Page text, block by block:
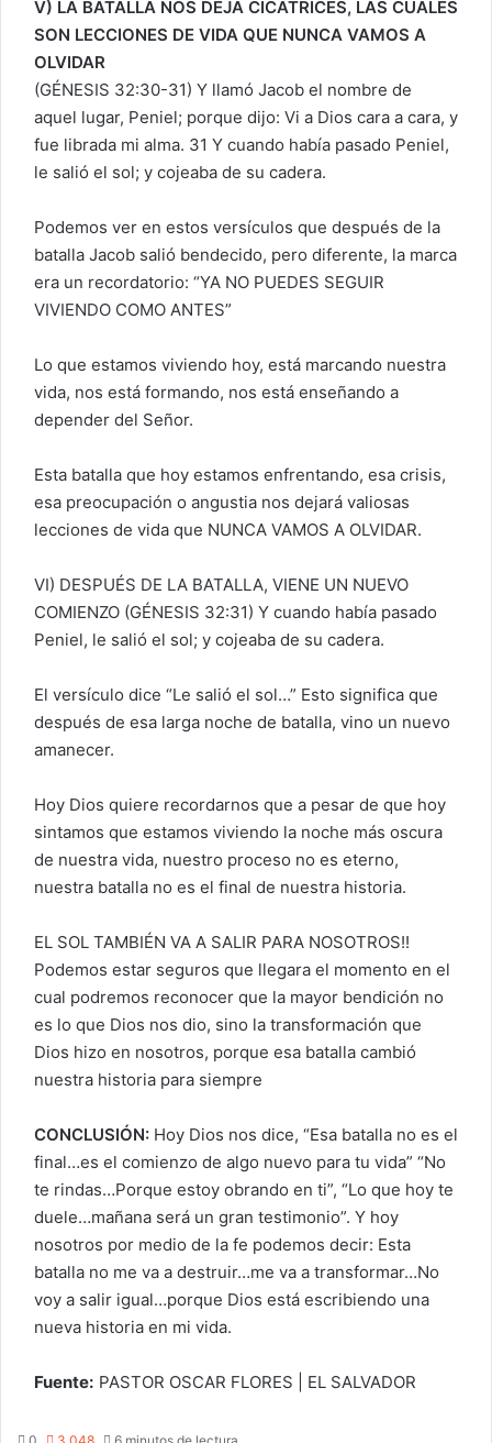
V) LA BATALLA NOS DEJA CICATRICES, LAS CUALES
SON LECCIONES DE VIDA QUE NUNCA VAMOS A
OLVIDAR
(GÉNESIS 32:30-31) Y llamó Jacob el nombre de
aquel lugar, Peniel; porque dijo: Vi a Dios cara a cara, y
fue librada mi alma. 31 Y cuando había pasado Peniel,
le salió el sol; y cojeaba de su cadera.
Podemos ver en estos versículos que después de la
batalla Jacob salió bendecido, pero diferente, la marca
era un recordatorio: “YA NO PUEDES SEGUIR
VIVIENDO COMO ANTES”
Lo que estamos viviendo hoy, está marcando nuestra
vida, nos está formando, nos está enseñando a
depender del Señor.
Esta batalla que hoy estamos enfrentando, esa crisis,
esa preocupación o angustia nos dejará valiosas
lecciones de vida que NUNCA VAMOS A OLVIDAR.
VI) DESPUÉS DE LA BATALLA, VIENE UN NUEVO
COMIENZO (GÉNESIS 32:31) Y cuando había pasado
Peniel, le salió el sol; y cojeaba de su cadera.
El versículo dice “Le salió el sol…” Esto significa que
después de esa larga noche de batalla, vino un nuevo
amanecer.
Hoy Dios quiere recordarnos que a pesar de que hoy
sintamos que estamos viviendo la noche más oscura
de nuestra vida, nuestro proceso no es eterno,
nuestra batalla no es el final de nuestra historia.
EL SOL TAMBIÉN VA A SALIR PARA NOSOTROS!!
Podemos estar seguros que llegara el momento en el
cual podremos reconocer que la mayor bendición no
es lo que Dios nos dio, sino la transformación que
Dios hizo en nosotros, porque esa batalla cambió
nuestra historia para siempre
CONCLUSIÓN: Hoy Dios nos dice, “Esa batalla no es el
final…es el comienzo de algo nuevo para tu vida” “No
te rindas…Porque estoy obrando en ti”, “Lo que hoy te
duele…mañana será un gran testimonio”. Y hoy
nosotros por medio de la fe podemos decir: Esta
batalla no me va a destruir…me va a transformar…No
voy a salir igual…porque Dios está escribiendo una
nueva historia en mi vida.
Fuente: PASTOR OSCAR FLORES | EL SALVADOR